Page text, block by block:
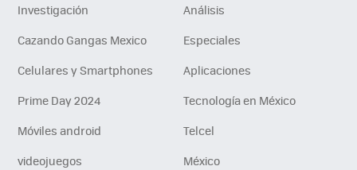
Investigación
Análisis
Cazando Gangas Mexico
Especiales
Celulares y Smartphones
Aplicaciones
Prime Day 2024
Tecnología en México
Móviles android
Telcel
videojuegos
México